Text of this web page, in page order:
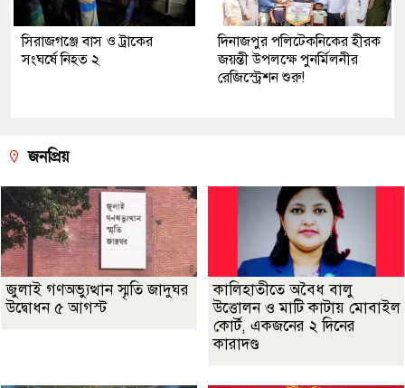
সিরাজগঞ্জে বাস ও ট্রাকের
সংঘর্ষে নিহত ২
দিনাজপুর পলিটেকনিকের হীরক
জয়ন্তী উপলক্ষে পুনর্মিলনীর
রেজিস্ট্রেশন শুরু!
জনপ্রিয়
জুলাই গণঅভ্যুত্থান স্মৃতি জাদুঘর
উদ্বোধন ৫ আগস্ট
কালিহাতীতে অবৈধ বালু
উত্তোলন ও মাটি কাটায় মোবাইল
কোর্ট, একজনের ২ দিনের
কারাদণ্ড